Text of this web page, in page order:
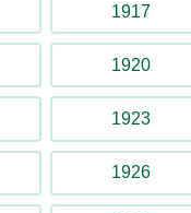
1917
1920
1923
1926